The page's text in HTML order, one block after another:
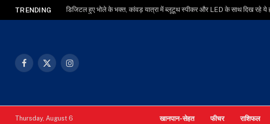
TRENDING
Facebook
X
Instagram
Thursday, August 6 खानपान-सेहत फीचर राशिफल